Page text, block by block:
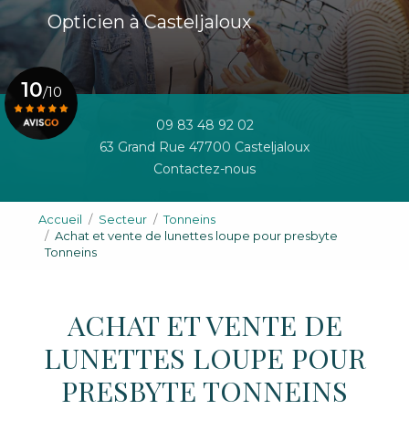
Opticien à Casteljaloux
09 83 48 92 02
63 Grand Rue 47700 Casteljaloux
Contactez-nous
10/10
Accueil Secteur
Tonneins
Achat et vente de lunettes loupe pour presbyte
Tonneins
ACHAT ET VENTE DE
LUNETTES LOUPE POUR
PRESBYTE TONNEINS